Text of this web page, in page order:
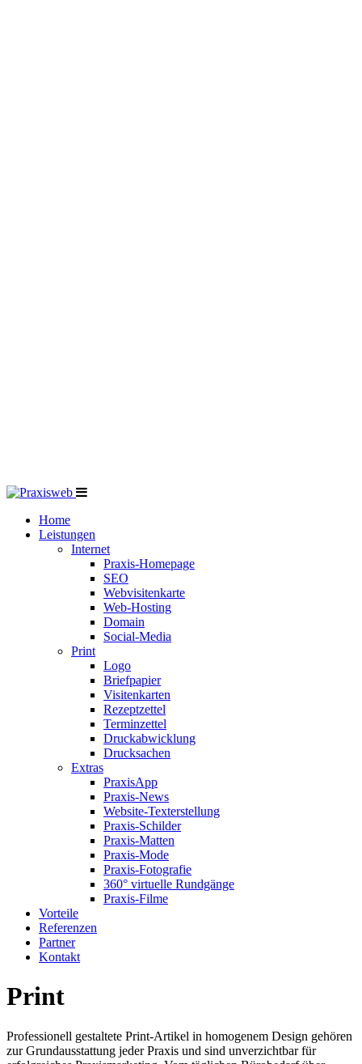
Home
Leistungen
Internet
Praxis-Homepage
SEO
Webvisitenkarte
Web-Hosting
Domain
Social-Media
Print
Logo
Briefpapier
Visitenkarten
Rezeptzettel
Terminzettel
Druckabwicklung
Drucksachen
Extras
PraxisApp
Praxis-News
Website-Texterstellung
Praxis-Schilder
Praxis-Matten
Praxis-Mode
Praxis-Fotografie
360° virtuelle Rundgänge
Praxis-Filme
Vorteile
Referenzen
Partner
Kontakt
Print
Professionell gestaltete Print-Artikel in homogenem Design gehören
zur Grundausstattung jeder Praxis und sind unverzichtbar für